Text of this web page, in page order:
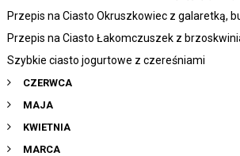
Przepis na Ciasto Okruszkowiec z galaretką,
Przepis na Ciasto Łakomczuszek z
Szybkie ciasto jogurtowe z czereśniami
CZERWCA
MAJA
KWIETNIA
MARCA